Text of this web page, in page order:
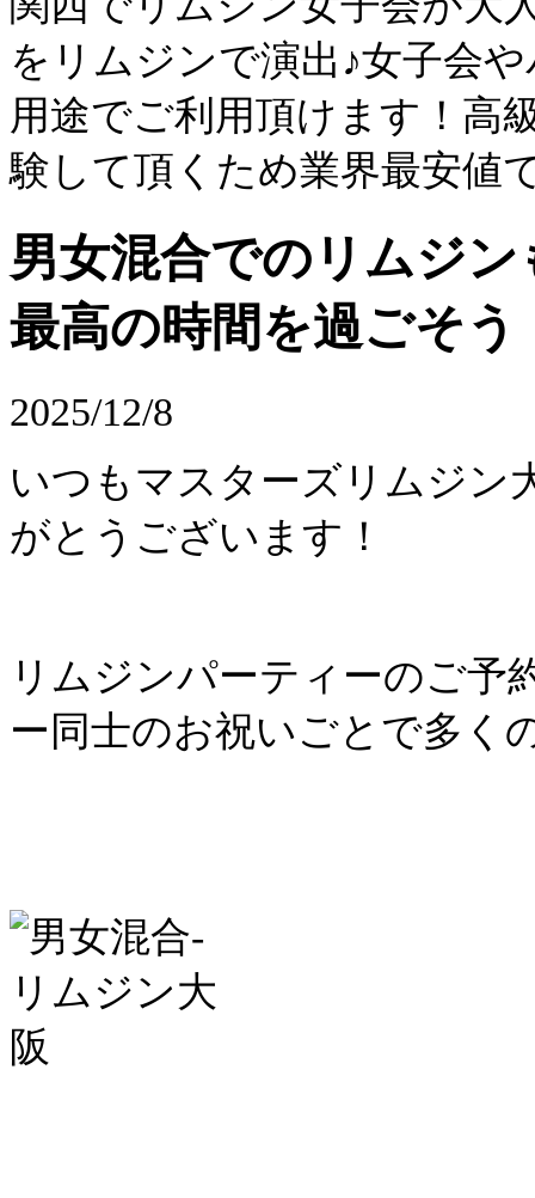
をリムジンで演出♪女子会
用途でご利用頂けます！高
験して頂くため業界最安値
男女混合でのリムジ
最高の時間を過ごそう
2025/12/8
いつもマスターズリムジン
がとうございます！
リムジンパーティーのご予
ー同士のお祝いごとで多く